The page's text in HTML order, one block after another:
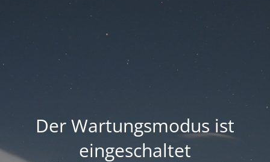
Der Wartungsmodus ist
eingeschaltet